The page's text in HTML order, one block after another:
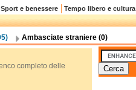
Sport e benessere Tempo libero e cultura
Ambasciate straniere (0)
completo delle